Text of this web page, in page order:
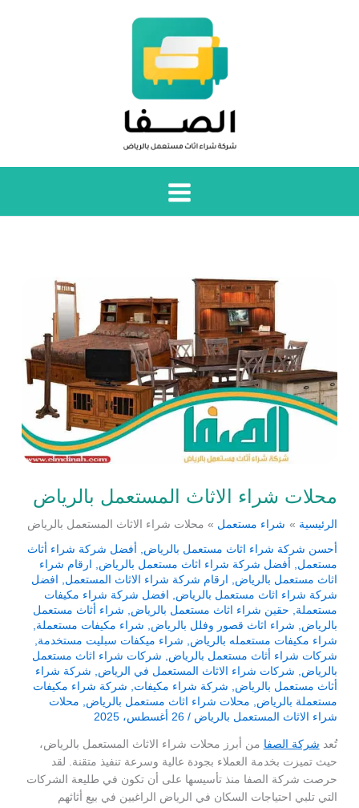
محلات شراء الاثاث المستعمل بالرياض
الرئيسية شراء مستعمل محلات شراء الاثاث المستعمل بالرياض
أحسن شركة شراء اثاث مستعمل بالرياض
أفضل شركة شراء أثاث
مستعمل
أفضل شركة شراء اثاث مستعمل بالرياض
ارقام شراء
اثاث مستعمل بالرياض
ارقام شركة شراء الاثاث المستعمل
افضل
شركة شراء اثاث مستعمل بالرياض
افضل شركة شراء مكيفات
مستعملة
حقين شراء اثاث مستعمل بالرياض
شراء أثاث مستعمل
بالرياض
شراء اثاث قصور وفلل بالرياض شراء مكيفات مستعملة
شراء مكيفات مستعمله بالرياض
شراء ميكفات سبليت مستخدمة
شركات شراء أثاث مستعمل بالرياض
شركات شراء اثاث مستعمل
بالرياض
شركات شراء الاثاث المستعمل في الرياض
شركة شراء
أثاث مستعمل بالرياض
شركة شراء مكيفات
شركة شراء مكيفات
مستعملة بالرياض
محلات شراء اثاث مستعمل بالرياض
محلات
شراء الاثاث المستعمل بالرياض /26 أغسطس، 2025
تُعد شركة الصفا من أبرز محلات شراء الاثاث المستعمل بالرياض،
حيث تميزت بخدمة العملاء بجودة عالية وسرعة تنفيذ متقنة. لقد
حرصت شركة الصفا منذ تأسيسها على أن تكون في طليعة الشركات
التي تلبي احتياجات السكان في الرياض الراغبين في بيع أثاثهم